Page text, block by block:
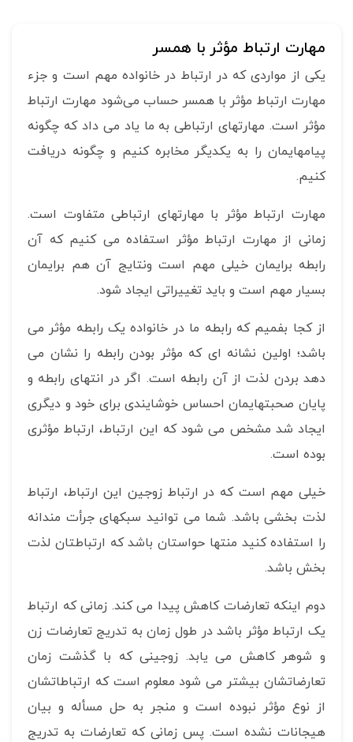
مهارت ارتباط مؤثر با همسر
یکی از مواردی که در ارتباط در خانواده مهم است و جزء
مهارت ارتباط مؤثر با همسر حساب می‌شود مهارت ارتباط
مؤثر است. مهارتهای ارتباطی به ما یاد می داد که چگونه
پیامهایمان را به یکدیگر مخابره کنیم و چگونه دریافت
کنیم.
مهارت ارتباط مؤثر با مهارتهای ارتباطی متفاوت است.
زمانی از مهارت ارتباط مؤثر استفاده می کنیم که آن
رابطه برایمان خیلی مهم است ونتایج آن هم برایمان
بسیار مهم است و باید تغییراتی ایجاد شود.
از کجا بفمیم که رابطه ما در خانواده یک رابطه مؤثر می
باشد؛ اولین نشانه ای که مؤثر بودن رابطه را نشان می
دهد بردن لذت از آن رابطه است. اگر در انتهای رابطه و
پایان صحبتهایمان احساس خوشایندی برای خود و دیگری
ایجاد شد مشخص می شود که این ارتباط، ارتباط مؤثری
بوده است.
خیلی مهم است که در ارتباط زوجین این ارتباط، ارتباط
لذت بخشی باشد. شما می توانید سبکهای جرأت مندانه
را استفاده کنید منتها حواستان باشد که ارتباطتان لذت
بخش باشد.
دوم اینکه تعارضات کاهش پیدا می کند. زمانی که ارتباط
یک ارتباط مؤثر باشد در طول زمان به تدریج تعارضات زن
و شوهر کاهش می یابد. زوجینی که با گذشت زمان
تعارضاتشان بیشتر می شود معلوم است که ارتباطاتشان
از نوع مؤثر نبوده است و منجر به حل مسأله و بیان
هیجانات نشده است. پس زمانی که تعارضات به تدریج